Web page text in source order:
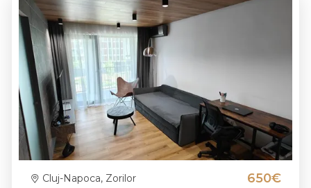
Cluj-Napoca, Zorilor 650€